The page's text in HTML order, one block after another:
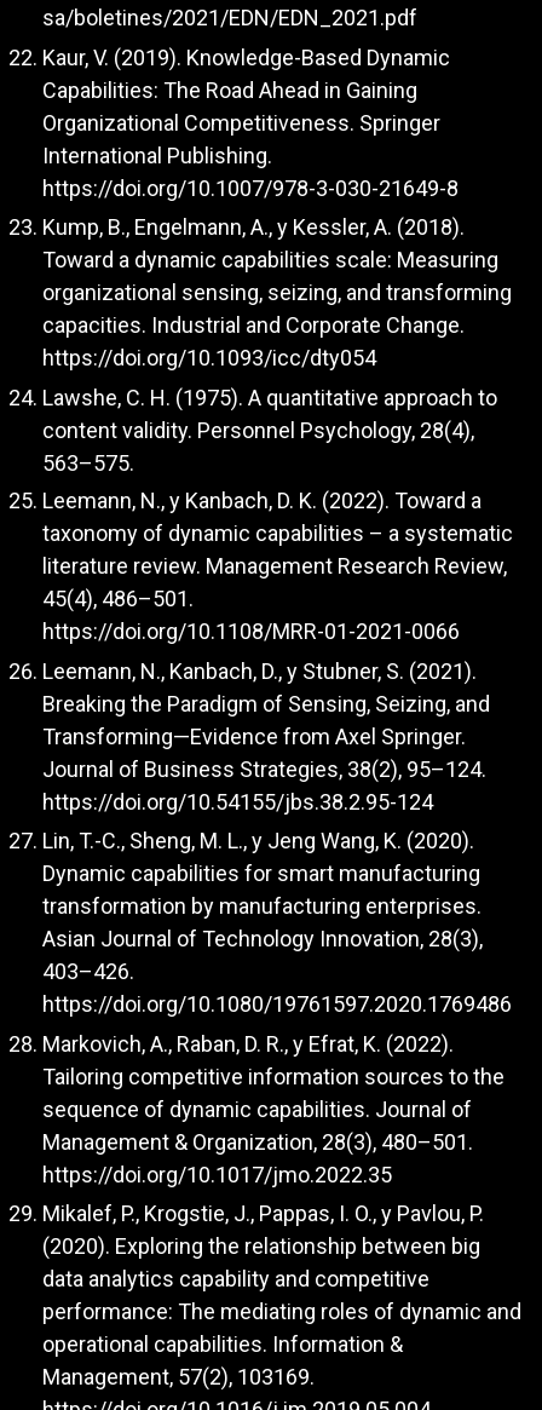
sa/boletines/2021/EDN/EDN_2021.pdf
Kaur, V. (2019). Knowledge-Based Dynamic
Capabilities: The Road Ahead in Gaining
Organizational Competitiveness. Springer
International Publishing.
https://doi.org/10.1007/978-3-030-21649-8
Kump, B., Engelmann, A., y Kessler, A. (2018).
Toward a dynamic capabilities scale: Measuring
organizational sensing, seizing, and transforming
capacities. Industrial and Corporate Change.
https://doi.org/10.1093/icc/dty054
Lawshe, C. H. (1975). A quantitative approach to
content validity. Personnel Psychology, 28(4),
563–575.
Leemann, N., y Kanbach, D. K. (2022). Toward a
taxonomy of dynamic capabilities – a systematic
literature review. Management Research Review,
45(4), 486–501.
https://doi.org/10.1108/MRR-01-2021-0066
Leemann, N., Kanbach, D., y Stubner, S. (2021).
Breaking the Paradigm of Sensing, Seizing, and
Transforming—Evidence from Axel Springer.
Journal of Business Strategies, 38(2), 95–124.
https://doi.org/10.54155/jbs.38.2.95-124
Lin, T.-C., Sheng, M. L., y Jeng Wang, K. (2020).
Dynamic capabilities for smart manufacturing
transformation by manufacturing enterprises.
Asian Journal of Technology Innovation, 28(3),
403–426.
https://doi.org/10.1080/19761597.2020.1769486
Markovich, A., Raban, D. R., y Efrat, K. (2022).
Tailoring competitive information sources to the
sequence of dynamic capabilities. Journal of
Management & Organization, 28(3), 480–501.
https://doi.org/10.1017/jmo.2022.35
Mikalef, P., Krogstie, J., Pappas, I. O., y Pavlou, P.
(2020). Exploring the relationship between big
data analytics capability and competitive
performance: The mediating roles of dynamic and
operational capabilities. Information &
Management, 57(2), 103169.